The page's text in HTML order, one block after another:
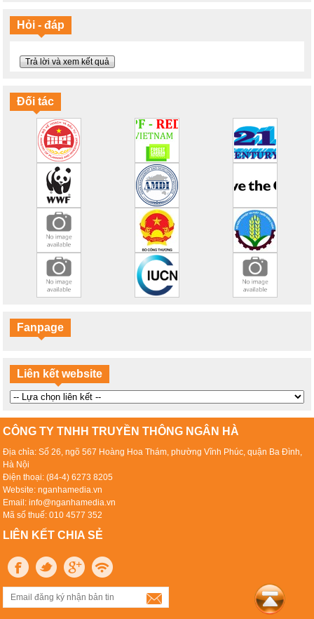
Ý thức bảo vệ môi trường là gì?
Thông điệp ý nghĩa và sáng tạo về bảo vệ Mẹ Thiên nhiên
Máy tập thể dục bảo vệ môi trường
Biến đổi khí hậu và một tương lai lạc quan
100% năng lượng tái tạo
Mục tiêu cho khí hậu và năng lượng của EU vào năm 2030
Hãy tiết kiệm năng lượng!
Bạn có hiểu đúng về biến đổi khí hậu?
Ngày Đại dương Thế giới 2016: Lời hứa với đại dương
Thế giới đại dương trên tranh vẽ
Hổ: Tôi không phải tấm thảm!
Những chú voi: Tôi không phải đồ rẻ tiền!
Sừng tê giác không phải thuốc chữa bệnh!
Chiến đấu với nạn săn bắn tê giác
NAMA hỗ trợ mục tiêu phát triển bền vững như thế nào?
Hỏi - đáp
Trả lời và xem kết quả
Đối tác
Fanpage
Liên kết website
CÔNG TY TNHH TRUYỀN THÔNG NGÂN HÀ
Địa chỉa: Số 26, ngõ 567 Hoàng Hoa Thám, phường Vĩnh Phúc, quận Ba Đình,
Hà Nội
Điện thoại: (84-4) 6273 8205
Website: nganhamedia.vn
Email: info@nganhamedia.vn
Mã số thuế: 010 4577 352
LIÊN KẾT CHIA SẺ